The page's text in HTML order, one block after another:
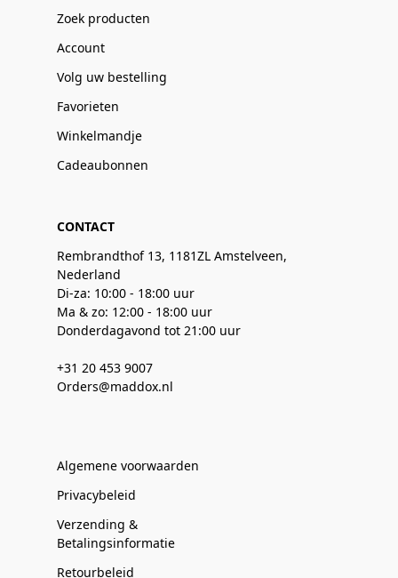
Zoek producten
Account
Volg uw bestelling
Favorieten
Winkelmandje
Cadeaubonnen
CONTACT
Rembrandthof 13, 1181ZL Amstelveen,
Nederland
Di-za: 10:00 - 18:00 uur
Ma & zo: 12:00 - 18:00 uur
Donderdagavond tot 21:00 uur
+31 20 453 9007
Orders@maddox.nl
Algemene voorwaarden
Privacybeleid
Verzending &
Betalingsinformatie
Retourbeleid